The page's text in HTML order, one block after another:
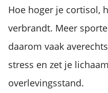
Hoe hoger je cortisol,
verbrandt. Meer
daarom vaak
stress en zet je
overlevingsstand.